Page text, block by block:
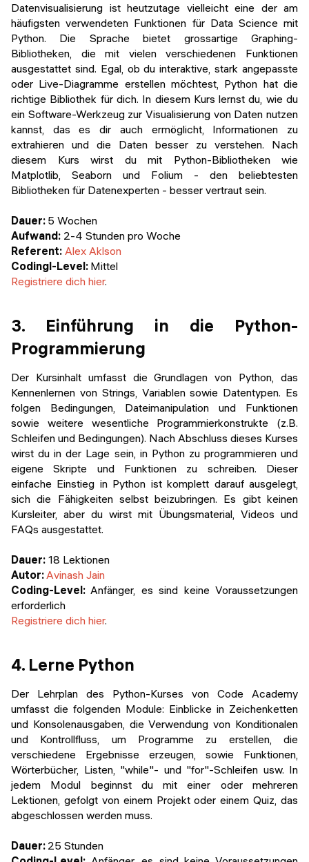
Datenvisualisierung ist heutzutage vielleicht eine der am
häufigsten verwendeten Funktionen für Data Science mit
Python. Die Sprache bietet grossartige Graphing-
Bibliotheken, die mit vielen verschiedenen Funktionen
ausgestattet sind. Egal, ob du interaktive, stark angepasste
oder Live-Diagramme erstellen möchtest, Python hat die
richtige Bibliothek für dich. In diesem Kurs lernst du, wie du
ein Software-Werkzeug zur Visualisierung von Daten nutzen
kannst, das es dir auch ermöglicht, Informationen zu
extrahieren und die Daten besser zu verstehen. Nach
diesem Kurs wirst du mit Python-Bibliotheken wie
Matplotlib, Seaborn und Folium - den beliebtesten
Bibliotheken für Datenexperten - besser vertraut sein.
Dauer: 5 Wochen
Aufwand: 2-4 Stunden pro Woche
Referent: Alex Aklson
Codingl-Level: Mittel
Registriere dich hier.
3. Einführung in die Python-
Programmierung
Der Kursinhalt umfasst die Grundlagen von Python, das
Kennenlernen von Strings, Variablen sowie Datentypen. Es
folgen Bedingungen, Dateimanipulation und Funktionen
sowie weitere wesentliche Programmierkonstrukte (z.B.
Schleifen und Bedingungen). Nach Abschluss dieses Kurses
wirst du in der Lage sein, in Python zu programmieren und
eigene Skripte und Funktionen zu schreiben. Dieser
einfache Einstieg in Python ist komplett darauf ausgelegt,
sich die Fähigkeiten selbst beizubringen. Es gibt keinen
Kursleiter, aber du wirst mit Übungsmaterial, Videos und
FAQs ausgestattet.
Dauer: 18 Lektionen
Autor:Avinash Jain
Coding-Level:Anfänger, es sind keine Voraussetzungen
erforderlich
Registriere dich hier.
4. Lerne Python
Der Lehrplan des Python-Kurses von Code Academy
umfasst die folgenden Module: Einblicke in Zeichenketten
und Konsolenausgaben, die Verwendung von Konditionalen
und Kontrollfluss, um Programme zu erstellen, die
verschiedene Ergebnisse erzeugen, sowie Funktionen,
Wörterbücher, Listen, "while"- und "for"-Schleifen usw. In
jedem Modul beginnst du mit einer oder mehreren
Lektionen, gefolgt von einem Projekt oder einem Quiz, das
abgeschlossen werden muss.
Dauer: 25 Stunden